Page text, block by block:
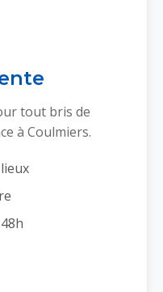
tout bris de
à Coulmiers.